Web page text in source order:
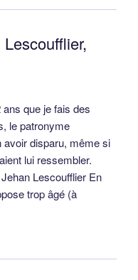
que je fais des
le patronyme
avoir disparu, même si
lui ressembler.
Lescoufflier En
trop âgé (à